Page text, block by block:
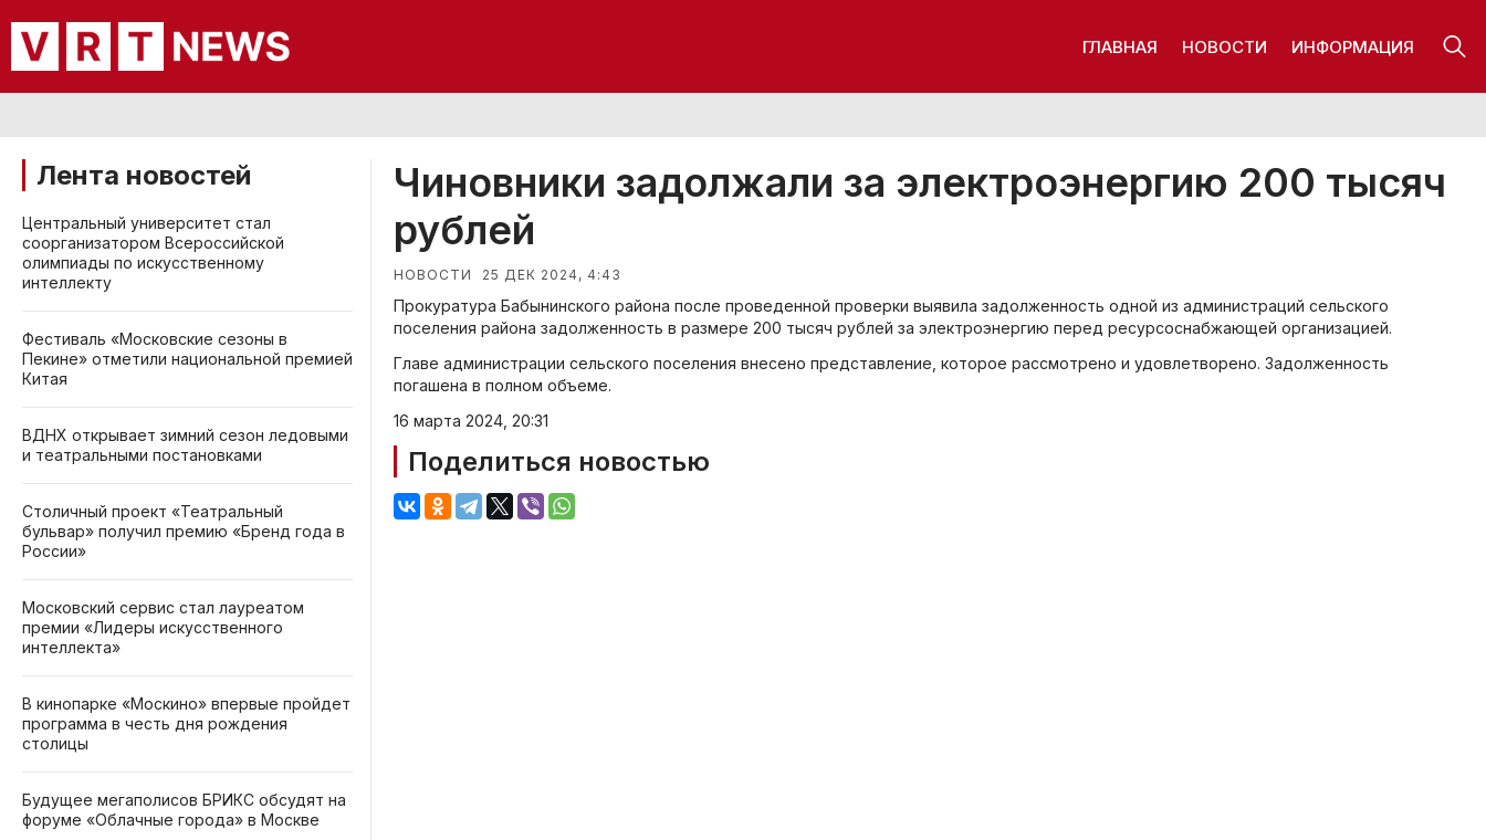
ГЛАВНАЯ НОВОСТИ ИНФОРМАЦИЯ
Лента новостей
Центральный университет стал
соорганизатором Всероссийской
олимпиады по искусственному
интеллекту
Фестиваль «Московские сезоны в
Пекине» отметили национальной премией
Китая
ВДНХ открывает зимний сезон ледовыми
и театральными постановками
Столичный проект «Театральный
бульвар» получил премию «Бренд года в
России»
Московский сервис стал лауреатом
премии «Лидеры искусственного
интеллекта»
В кинопарке «Москино» впервые пройдет
программа в честь дня рождения
столицы
Будущее мегаполисов БРИКС обсудят на
форуме «Облачные города» в Москве
Чиновники задолжали за электроэнергию 200 тысяч
рублей
НОВОСТИ 25 ДЕК 2024, 4:43
Прокуратура Бабынинского района после проведенной проверки выявила задолженность одной из администраций сельского
поселения района задолженность в размере 200 тысяч рублей за электроэнергию перед ресурсоснабжающей организацией.
Главе администрации сельского поселения внесено представление, которое рассмотрено и удовлетворено. Задолженность
погашена в полном объеме.
16 марта 2024, 20:31
Поделиться новостью